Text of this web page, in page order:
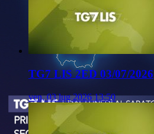
TG7 LIS 2ED 03/07/2026
ven, 03 lug 2026 13:50